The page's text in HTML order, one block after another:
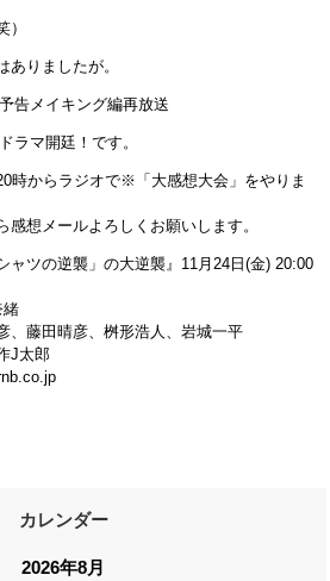
カレンダー
2026年8月
）
ありましたが。
告メイキング編再放送
ラマ開廷！です。
時からラジオで※「大感想大会」をやりま
想メールよろしくお願いします。
ツの逆襲」の大逆襲』11月24日(金) 20:00
藤田晴彦、桝形浩人、岩城一平
J太郎